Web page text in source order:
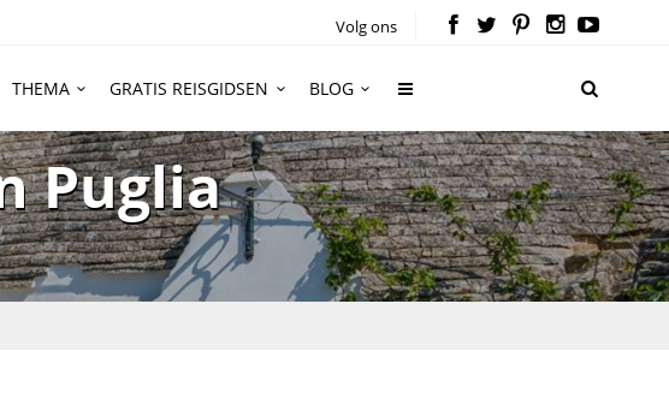
Volg ons
THEMA GRATIS REISGIDSEN BLOG
Puglia